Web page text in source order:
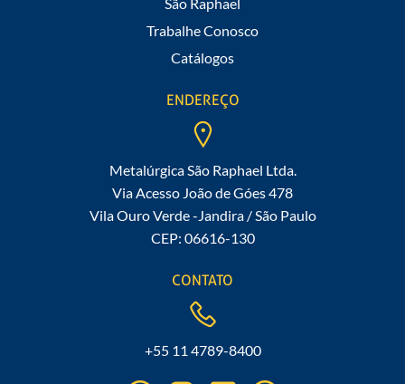
Trabalhe Conosco
Catálogos
ENDEREÇO
Metalúrgica São Raphael Ltda.
Via Acesso João de Góes 478
Vila Ouro Verde -Jandira / São Paulo
CEP: 06616-130
CONTATO
+55 11 4789-8400